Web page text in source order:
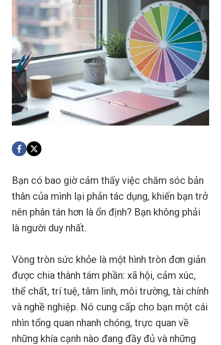
Bạn có bao giờ cảm thấy việc chăm sóc bản
thân của mình lại phản tác dụng, khiến bạn trở
nên phân tán hơn là ổn định? Bạn không phải
là người duy nhất.
Vòng tròn sức khỏe là một hình tròn đơn giản
được chia thành tám phần: xã hội, cảm xúc,
thể chất, trí tuệ, tâm linh, môi trường, tài chính
và nghề nghiệp. Nó cung cấp cho bạn một cái
nhìn tổng quan nhanh chóng, trực quan về
những khía cạnh nào đang đầy đủ và những